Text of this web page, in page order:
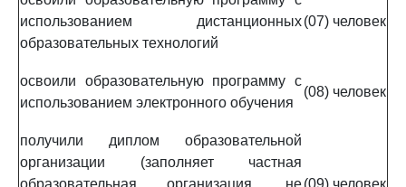
использованием дистанционных
образовательных технологий
(07) человек
освоили образовательную программу с
использованием электронного обучения
(08) человек
получили диплом образовательной
организации (заполняет частная
образовательная организация, не(09) человек